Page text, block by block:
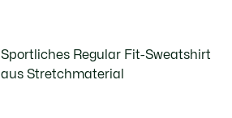
Sportliches Regular Fit-Sweatshirt
aus Stretchmaterial